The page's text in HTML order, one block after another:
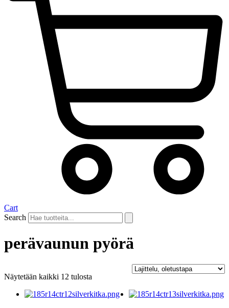
Cart
Search
perävaunun pyörä
Näytetään kaikki 12 tulosta